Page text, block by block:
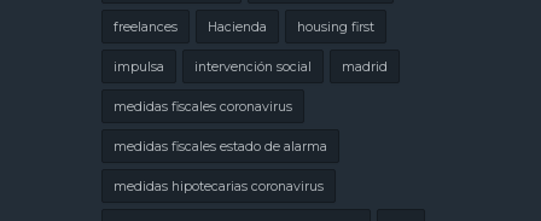
freelances Hacienda housing first
impulsa intervención social madrid
medidas fiscales coronavirus
medidas fiscales estado de alarma
medidas hipotecarias coronavirus